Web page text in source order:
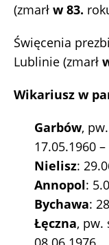
(zmarł w 83.
Święcenia
Lublinie (zmarł
Wikariusz w
Garbów,
17.05.1960
Nielisz:
Annopol:
Bychawa:
Łęczna, pw.